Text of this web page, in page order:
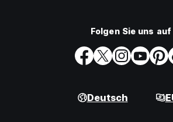
Folgen Sie uns auf
Deutsch